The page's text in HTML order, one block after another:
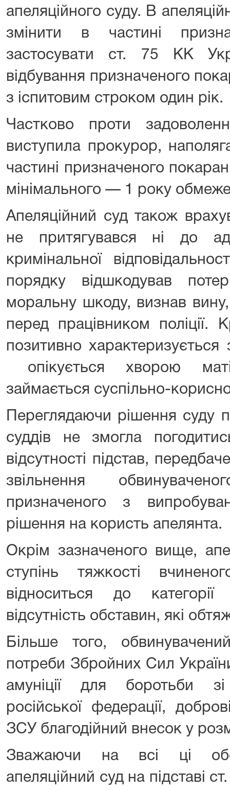
апеляційного суду. В
змінити в частині
застосувати ст. 75 КК
відбування призначеного
з іспитовим строком один рік.
Частково проти
виступила прокурор,
частині призначеного
мінімального — 1 року
Апеляційний суд також
не притягувався ні до
кримінальної
порядку відшкодував
моральну шкоду, визнав
перед працівником поліції.
позитивно
опікується хворою
займається суспільно-
Переглядаючи рішення суду
суддів не змогла
відсутності підстав,
звільнення
призначеного з
рішення на користь апелянта.
Окрім зазначеного вище,
ступінь тяжкості
відноситься до
відсутність обставин, які
Більше того,
потреби Збройних Сил України
амуніції для боротьби
російської федерації,
ЗСУ благодійний внесок у
Зважаючи на всі ці
апеляційний суд на підставі